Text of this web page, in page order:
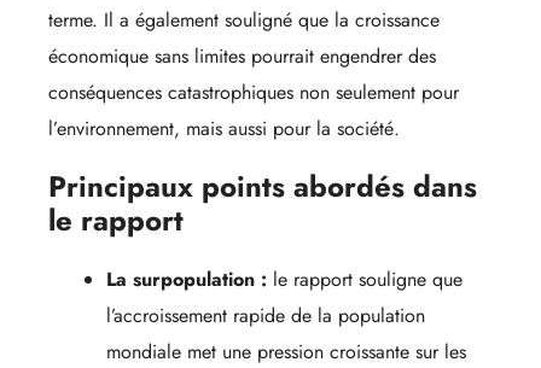
terme. Il a également souligné que la croissance
économique sans limites pourrait engendrer des
conséquences catastrophiques non seulement pour
l’environnement, mais aussi pour la société.
Principaux points abordés dans
le rapport
La surpopulation : le rapport souligne que
l’accroissement rapide de la population
mondiale met une pression croissante sur les